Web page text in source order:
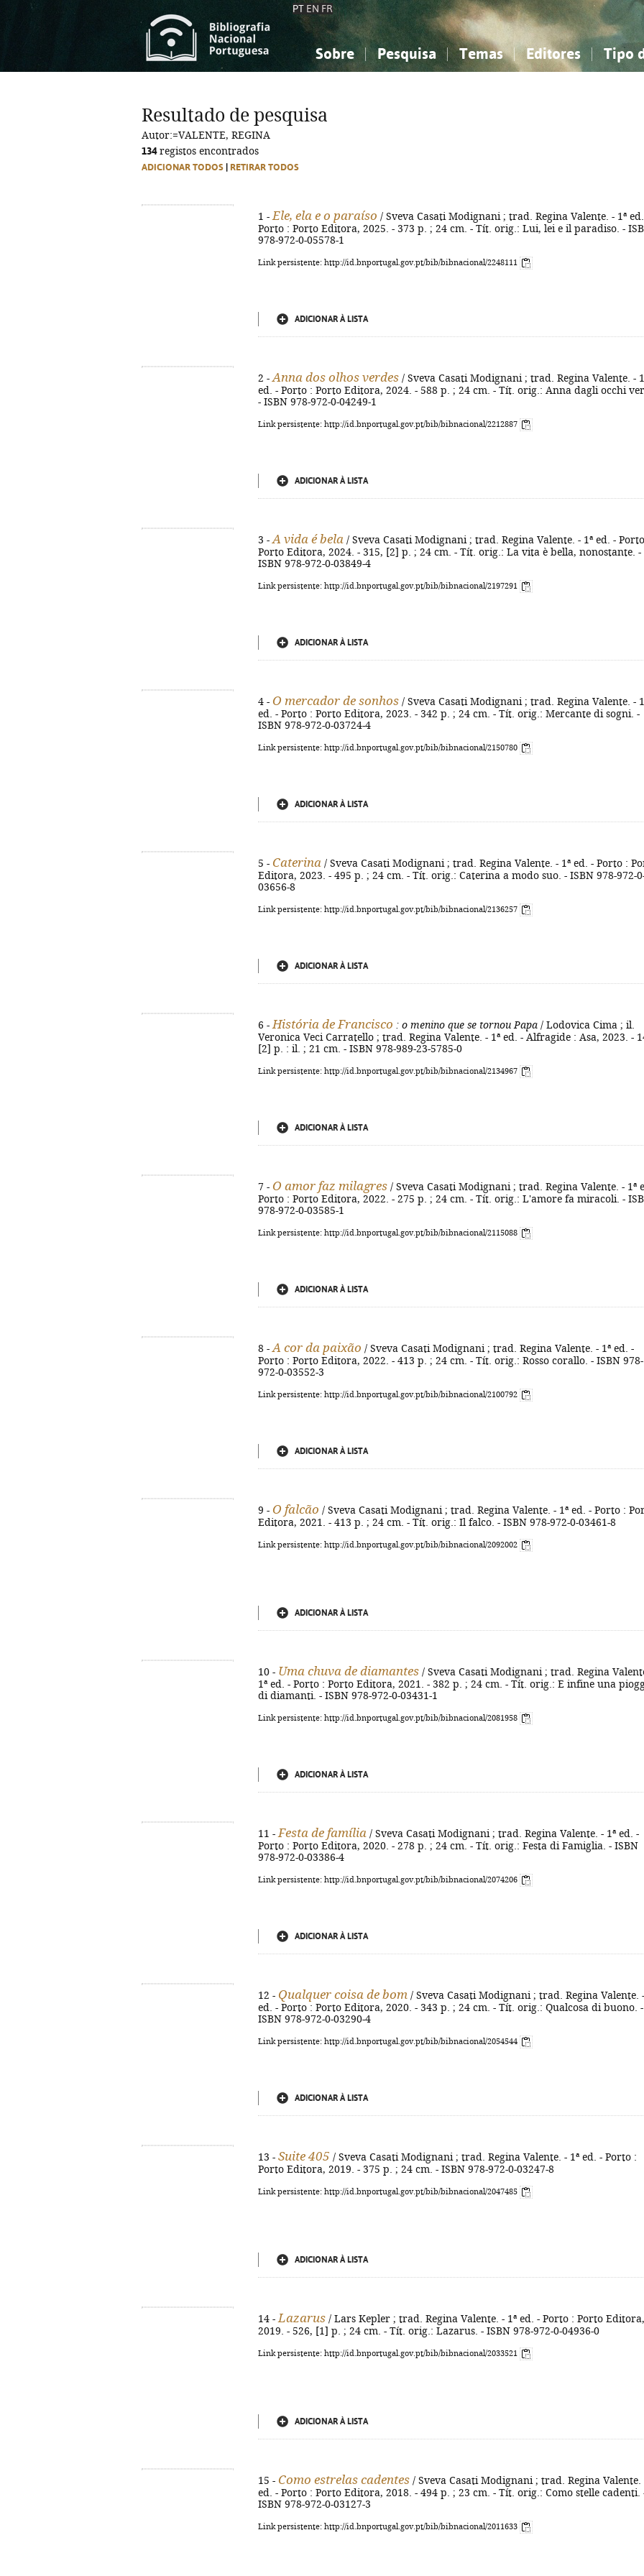
PT EN FR
Sobre Pesquisa Temas
Ciências sociais...
Editores Tipo
Ciências sociais...
Resultado de pesquisa
Autor:=VALENTE, REGINA
134registos encontrados
ADICIONAR TODOS RETIRAR TODOS
1 - Ele, ela e o paraíso / Sveva Casati Modignani ; trad. Regina Valente. - 1ª
Porto : Porto Editora, 2025. - 373 p. ; 24 cm. - Tít. orig.: Lui, lei e il paradiso. -
978-972-0-05578-1
Link persistente: http://id.bnportugal.gov.pt/bib/bibnacional/2248111
ADICIONAR À LISTA
2 - Anna dos olhos verdes / Sveva Casati Modignani ; trad. Regina Valente. -
ed. - Porto : Porto Editora, 2024. - 588 p. ; 24 cm. - Tít. orig.: Anna dagli occhi
- ISBN 978-972-0-04249-1
Link persistente: http://id.bnportugal.gov.pt/bib/bibnacional/2212887
ADICIONAR À LISTA
3 - A vida é bela / Sveva Casati Modignani ; trad. Regina Valente. - 1ª ed. -
Porto Editora, 2024. - 315, [2] p. ; 24 cm. - Tít. orig.: La vita è bella, nonostante. -
ISBN 978-972-0-03849-4
Link persistente: http://id.bnportugal.gov.pt/bib/bibnacional/2197291
ADICIONAR À LISTA
4 - O mercador de sonhos / Sveva Casati Modignani ; trad. Regina Valente. -
ed. - Porto : Porto Editora, 2023. - 342 p. ; 24 cm. - Tít. orig.: Mercante di sogni. -
ISBN 978-972-0-03724-4
Link persistente: http://id.bnportugal.gov.pt/bib/bibnacional/2150780
ADICIONAR À LISTA
5 - Caterina / Sveva Casati Modignani ; trad. Regina Valente. - 1ª ed. - Porto :
Editora, 2023. - 495 p. ; 24 cm. - Tít. orig.: Caterina a modo suo. - ISBN 978-972-
03656-8
Link persistente: http://id.bnportugal.gov.pt/bib/bibnacional/2136257
ADICIONAR À LISTA
6 - História de Francisco : o menino que se tornou Papa / Lodovica Cima ; il.
Veronica Veci Carratello ; trad. Regina Valente. - 1ª ed. - Alfragide : Asa, 2023. -
[2] p. : il. ; 21 cm. - ISBN 978-989-23-5785-0
Link persistente: http://id.bnportugal.gov.pt/bib/bibnacional/2134967
ADICIONAR À LISTA
7 - O amor faz milagres / Sveva Casati Modignani ; trad. Regina Valente. - 1ª
Porto : Porto Editora, 2022. - 275 p. ; 24 cm. - Tít. orig.: L'amore fa miracoli. -
978-972-0-03585-1
Link persistente: http://id.bnportugal.gov.pt/bib/bibnacional/2115088
ADICIONAR À LISTA
8 - A cor da paixão / Sveva Casati Modignani ; trad. Regina Valente. - 1ª ed. -
Porto : Porto Editora, 2022. - 413 p. ; 24 cm. - Tít. orig.: Rosso corallo. - ISBN 978-
972-0-03552-3
Link persistente: http://id.bnportugal.gov.pt/bib/bibnacional/2100792
ADICIONAR À LISTA
9 - O falcão / Sveva Casati Modignani ; trad. Regina Valente. - 1ª ed. - Porto :
Editora, 2021. - 413 p. ; 24 cm. - Tít. orig.: Il falco. - ISBN 978-972-0-03461-8
Link persistente: http://id.bnportugal.gov.pt/bib/bibnacional/2092002
ADICIONAR À LISTA
10 - Uma chuva de diamantes / Sveva Casati Modignani ; trad. Regina
1ª ed. - Porto : Porto Editora, 2021. - 382 p. ; 24 cm. - Tít. orig.: E infine una
di diamanti. - ISBN 978-972-0-03431-1
Link persistente: http://id.bnportugal.gov.pt/bib/bibnacional/2081958
ADICIONAR À LISTA
11 - Festa de família / Sveva Casati Modignani ; trad. Regina Valente. - 1ª ed. -
Porto : Porto Editora, 2020. - 278 p. ; 24 cm. - Tít. orig.: Festa di Famiglia. - ISBN
978-972-0-03386-4
Link persistente: http://id.bnportugal.gov.pt/bib/bibnacional/2074206
ADICIONAR À LISTA
12 - Qualquer coisa de bom / Sveva Casati Modignani ; trad. Regina Valente.
ed. - Porto : Porto Editora, 2020. - 343 p. ; 24 cm. - Tít. orig.: Qualcosa di buono. -
ISBN 978-972-0-03290-4
Link persistente: http://id.bnportugal.gov.pt/bib/bibnacional/2054544
ADICIONAR À LISTA
13 - Suite 405 / Sveva Casati Modignani ; trad. Regina Valente. - 1ª ed. - Porto :
Porto Editora, 2019. - 375 p. ; 24 cm. - ISBN 978-972-0-03247-8
Link persistente: http://id.bnportugal.gov.pt/bib/bibnacional/2047485
ADICIONAR À LISTA
14 - Lazarus / Lars Kepler ; trad. Regina Valente. - 1ª ed. - Porto : Porto Editora,
2019. - 526, [1] p. ; 24 cm. - Tít. orig.: Lazarus. - ISBN 978-972-0-04936-0
Link persistente: http://id.bnportugal.gov.pt/bib/bibnacional/2033521
ADICIONAR À LISTA
15 - Como estrelas cadentes / Sveva Casati Modignani ; trad. Regina Valente.
ed. - Porto : Porto Editora, 2018. - 494 p. ; 23 cm. - Tít. orig.: Como stelle cadenti.
ISBN 978-972-0-03127-3
Link persistente: http://id.bnportugal.gov.pt/bib/bibnacional/2011633